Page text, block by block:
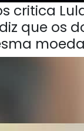
critica
que os